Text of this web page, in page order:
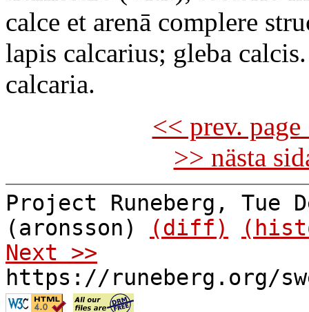
calce et arenā complere
lapis calcarius; gleba
calcaria.
<< prev.
>> nästa
Project Runeberg, Tue
(aronsson)
(diff)
Next >>
https://runeberg.org/